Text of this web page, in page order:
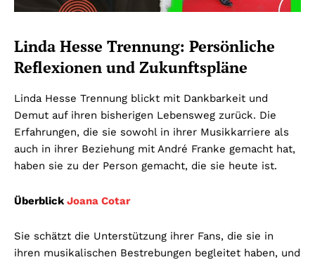
Linda Hesse Trennung: Persönliche
Reflexionen und Zukunftspläne
Linda Hesse Trennung blickt mit Dankbarkeit und
Demut auf ihren bisherigen Lebensweg zurück. Die
Erfahrungen, die sie sowohl in ihrer Musikkarriere als
auch in ihrer Beziehung mit André Franke gemacht hat,
haben sie zu der Person gemacht, die sie heute ist.
Überblick Joana Cotar
Sie schätzt die Unterstützung ihrer Fans, die sie in
ihren musikalischen Bestrebungen begleitet haben, und